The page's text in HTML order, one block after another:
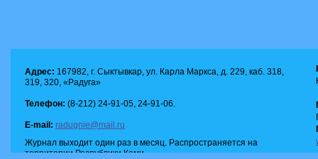
Адрес: 167982, г. Сыктывкар, ул. Карла Маркса, д. 229, каб. 318,
319, 320, «Радуга»
Телефон: (8-212) 24-91-05, 24-91-06.
E-mail: radugnie@mail.ru
Журнал выходит один раз в месяц. Распространяется на
территории Республики Коми.